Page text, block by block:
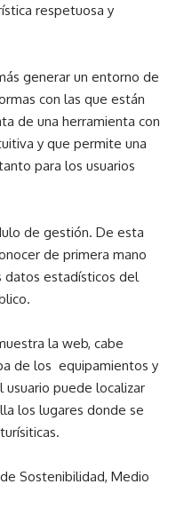
respetuosa y
generar un entorno de
con las que están
de una herramienta con
y que permite una
para los usuarios
de gestión. De esta
de primera mano
datos estadísticos del
la web, cabe
de los equipamientos y
puede localizar
los lugares donde se
Sostenibilidad, Medio